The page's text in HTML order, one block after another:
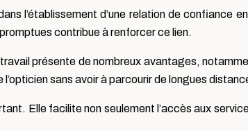
l’établissement d’une relation de confiance
contribue à renforcer ce lien.
présente de nombreux avantages,
sans avoir à parcourir de longues
Elle facilite non seulement l’accès aux